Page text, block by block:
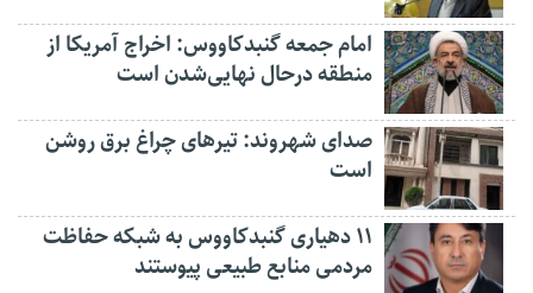
امام جمعه گنبدکاووس: اخراج آمریکا از
منطقه درحال نهایی‌شدن است
صدای شهروند: تیرهای چراغ برق روشن
است
۱۱ دهیاری گنبدکاووس به شبکه حفاظت
مردمی منابع طبیعی پیوستند